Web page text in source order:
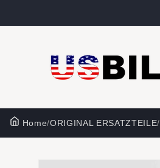
Inhalt
Home/ORIGINAL ERSATZTEILE/